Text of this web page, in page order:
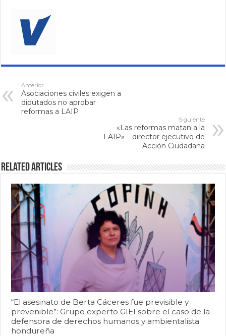
Anterior
Asociaciones civiles exigen a
diputados no aprobar
reformas a LAIP
Siguiente
«Las reformas matan a la
LAIP» – director ejecutivo de
Acción Ciudadana
Related Articles
“El asesinato de Berta Cáceres fue previsible y
prevenible”: Grupo experto GIEI sobre el caso de la
defensora de derechos humanos y ambientalista
hondureña